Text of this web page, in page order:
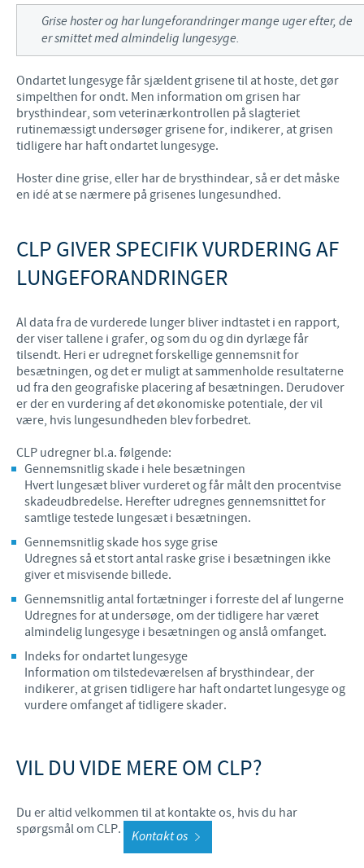
Grise hoster og har lungeforandringer mange uger efter, de
er smittet med almindelig lungesyge.
Ondartet lungesyge får sjældent grisene til at hoste, det gør
simpelthen for ondt. Men information om grisen har
brysthindear, som veterinærkontrollen på slagteriet
rutinemæssigt undersøger grisene for, indikerer, at grisen
tidligere har haft ondartet lungesyge.
Hoster dine grise, eller har de brysthindear, så er det måske
en idé at se nærmere på grisenes lungesundhed.
CLP GIVER SPECIFIK VURDERING AF
LUNGEFORANDRINGER
Al data fra de vurderede lunger bliver indtastet i en rapport,
der viser tallene i grafer, og som du og din dyrlæge får
tilsendt. Heri er udregnet forskellige gennemsnit for
besætningen, og det er muligt at sammenholde resultaterne
ud fra den geografiske placering af besætningen. Derudover
er der en vurdering af det økonomiske potentiale, der vil
være, hvis lungesundheden blev forbedret.
CLP udregner bl.a. følgende:
Gennemsnitlig skade i hele besætningen
Hvert lungesæt bliver vurderet og får målt den procentvise
skadeudbredelse. Herefter udregnes gennemsnittet for
samtlige testede lungesæt i besætningen.
Gennemsnitlig skade hos syge grise
Udregnes så et stort antal raske grise i besætningen ikke
giver et misvisende billede.
Gennemsnitlig antal fortætninger i forreste del af lungerne
Udregnes for at undersøge, om der tidligere har været
almindelig lungesyge i besætningen og anslå omfanget.
Indeks for ondartet lungesyge
Information om tilstedeværelsen af brysthindear, der
indikerer, at grisen tidligere har haft ondartet lungesyge og
vurdere omfanget af tidligere skader.
VIL DU VIDE MERE OM CLP?
Du er altid velkommen til at kontakte os, hvis du har
spørgsmål om CLP.
Kontakt os